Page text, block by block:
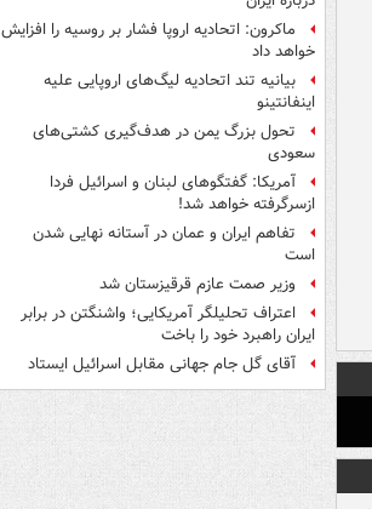
ماکرون: اتحادیه اروپا فشار بر روسیه را افزایش
خواهد داد
بیانیه تند اتحادیه لیگ‌های اروپایی علیه
اینفانتینو
تحول بزرگ یمن در هدف‌گیری کشتی‌های
سعودی
آمریکا: گفتگوهای لبنان و اسرائیل فردا
ازسرگرفته خواهد شد!
تفاهم ایران و عمان در آستانه نهایی شدن
است
وزیر صمت عازم قرقیزستان شد
اعتراف تحلیلگر آمریکایی؛ واشنگتن در برابر
ایران راهبرد خود را باخت
آقای گل جام جهانی مقابل اسرائیل ایستاد